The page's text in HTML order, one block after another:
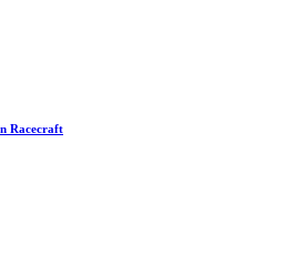
Racecraft